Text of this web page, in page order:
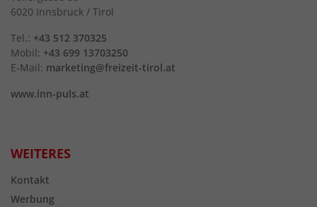
6020 Innsbruck / Tirol
Tel.: +43 512 370325
Mobil: +43 699 13703250
E-Mail: marketing@freizeit-tirol.at
www.inn-puls.at
WEITERES
Kontakt
Werbung